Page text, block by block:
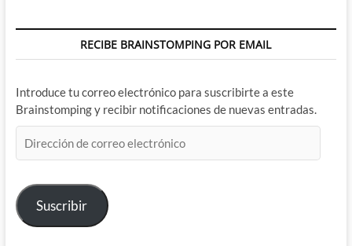
RECIBE BRAINSTOMPING POR EMAIL
Introduce tu correo electrónico para suscribirte a este
Brainstomping y recibir notificaciones de nuevas entradas.
de
electrónico
Suscribir